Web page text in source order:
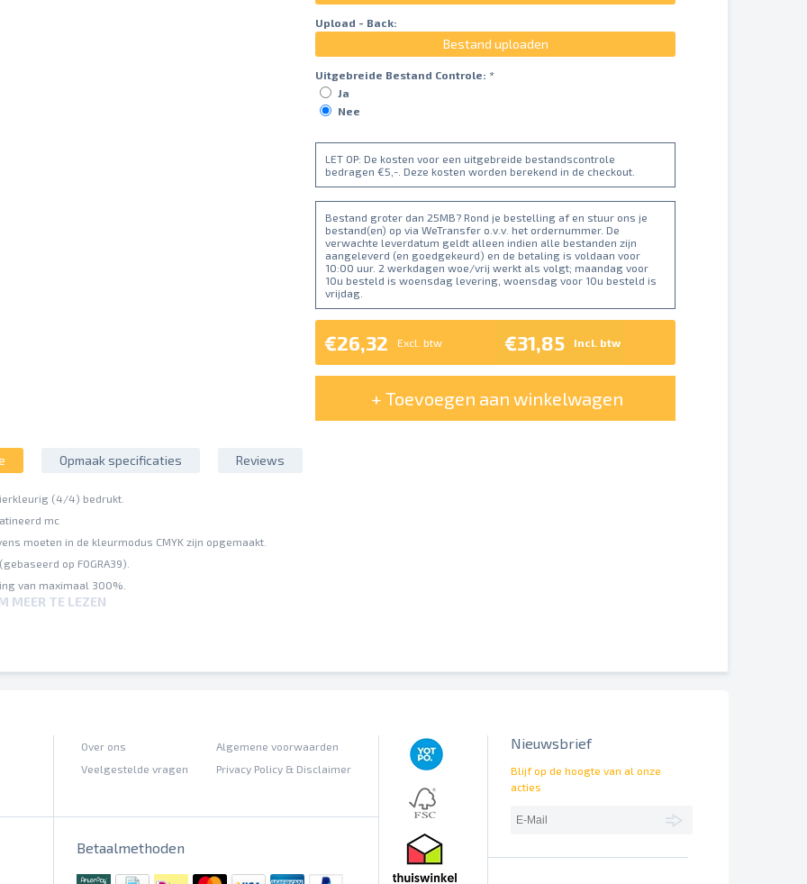
Upload - Back:
Bestand uploaden
Uitgebreide Bestand Controle: *
Ja
Nee
LET OP: De kosten voor een uitgebreide bestandscontrole
bedragen €5,-. Deze kosten worden berekend in de checkout.
Bestand groter dan 25MB? Rond je bestelling af en stuur ons je
bestand(en) op via WeTransfer o.v.v. het ordernummer. De
verwachte leverdatum geldt alleen indien alle bestanden zijn
aangeleverd (en goedgekeurd) en de betaling is voldaan voor
10:00 uur. 2 werkdagen woe/vrij werkt als volgt; maandag voor
10u besteld is woensdag levering, woensdag voor 10u besteld is
vrijdag.
€26,32 Excl. btw €31,85 Incl. btw
+ Toevoegen aan winkelwagen
Opmaak specificaties Reviews
(4/4) bedrukt.
mc
moeten in de kleurmodus CMYK zijn opgemaakt.
op FOGRA39).
van maximaal 300%.
papiersoorten (offset-, digitaaldrukpapier) kunnen gelijke kleurwaarden verschillend worden weergegeven.
hun posities worden niet gecontroleerd
MEER TE LEZEN
Over ons
Algemene voorwaarden
Veelgestelde vragen
Privacy Policy & Disclaimer
Betaalmethoden
Nieuwsbrief
Blijf op de hoogte van al onze
acties